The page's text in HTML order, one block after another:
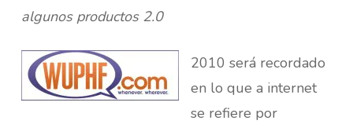
algunos productos 2.0
2010 será recordado
en lo que a internet
se refiere por